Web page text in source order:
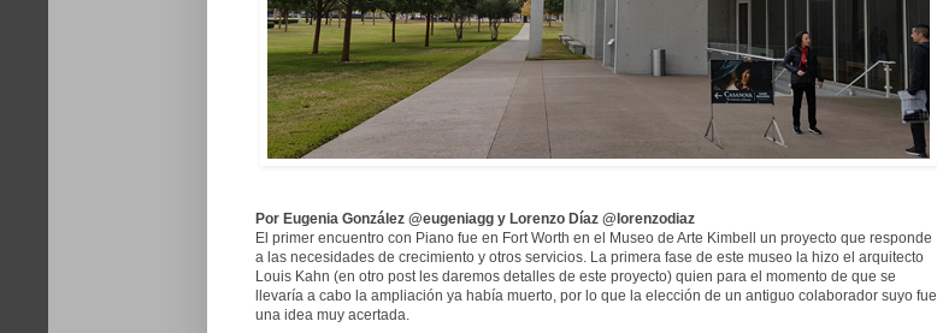
Por Eugenia González @eugeniagg y Lorenzo Díaz @lorenzodiaz
El primer encuentro con Piano fue en Fort Worth en el Museo de Arte Kimbell un proyecto que responde
a las necesidades de crecimiento y otros servicios. La primera fase de este museo la hizo el arquitecto
Louis Kahn (en otro post les daremos detalles de este proyecto) quien para el momento de que se
llevaría a cabo la ampliación ya había muerto, por lo que la elección de un antiguo colaborador suyo fue
una idea muy acertada.